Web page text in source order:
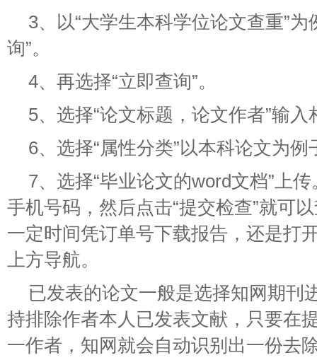
3、以“大学生本科学位论文查重”
询”。
4、再选择“立即查询”。
5、选择“论文标题，论文作者”输
6、选择“属性分类”以本科论文为例
7、选择“毕业论文的word文档”上
手机号码，然后点击“提交检查”就可
一定时间凭订单号下载报告，还是打
上方导航。
已发表的论文一般是选择知网期刊
持排除作者本人已发表文献，只要在
一作者，知网就会自动识别出一份去